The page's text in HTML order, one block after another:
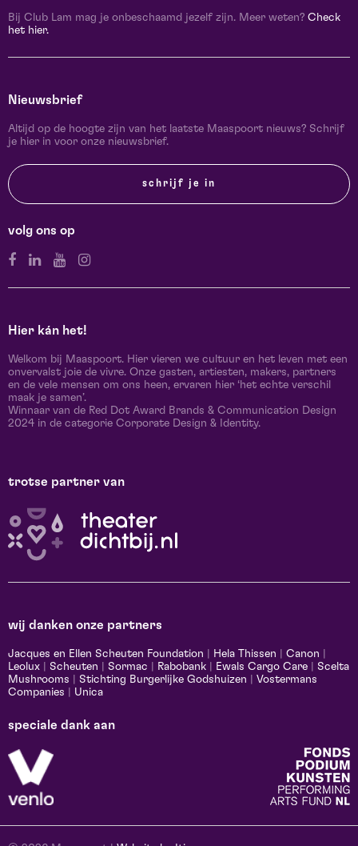
Bij Club Lam mag je onbeschaamd jezelf zijn. Meer weten? Check
het hier.
Nieuwsbrief
Altijd op de hoogte zijn van het laatste Maaspoort nieuws? Schrijf
je hier in voor onze nieuwsbrief.
schrijf je in
volg ons op
Hier kán het!
Welkom bij Maaspoort. Hier vieren we cultuur en het leven met een
onvervalst joie de vivre. Onze gasten, artiesten, makers, partners
en de vele mensen om ons heen, ervaren hier ‘het echte verschil
maak je samen’.
Winnaar van de Red Dot Award Brands & Communication Design
2024 in de categorie Corporate Design & Identity.
trotse partner van
wij danken onze partners
Jacques en Ellen Scheuten Foundation Hela Thissen Canon
Leolux
Scheuten Sormac Rabobank Ewals Cargo Care
Scelta
Mushrooms
Stichting Burgerlijke Godshuizen
Vostermans
Companies
Unica
speciale dank aan